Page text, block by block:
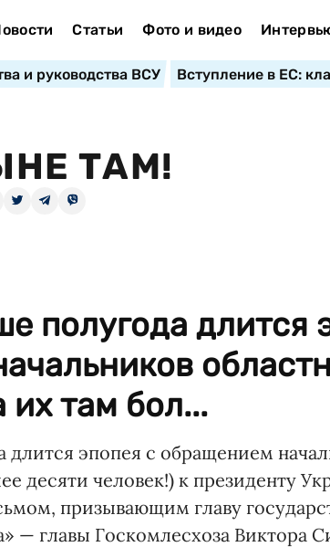
Статьи Фото и видео
и руководства ВСУ Вступление в ЕС:
ТАМ!
полугода длится
их там бол...
длится эпопея с обращением
десяти человек!) к президенту
призывающим главу
— главы Госкомлесхоза Виктора